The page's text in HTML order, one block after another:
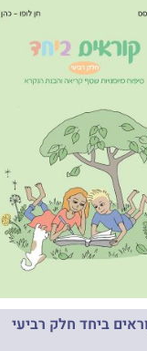
ביחד חלק רביעי